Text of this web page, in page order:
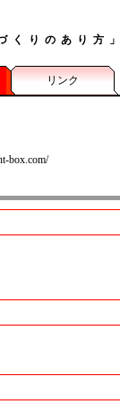
くりのあり方」
リンク
box.com/